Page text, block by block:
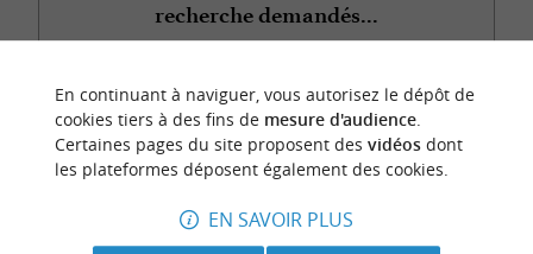
recherche demandés...
n
o
t
r
e
c
o
u
p
d
e
c
o
e
u
r
En continuant à naviguer, vous autorisez le dépôt de
cookies tiers à des fins de mesure d'audience.
Certaines pages du site proposent des vidéosdont
les plateformes déposent également des cookies.
EN SAVOIR PLUS